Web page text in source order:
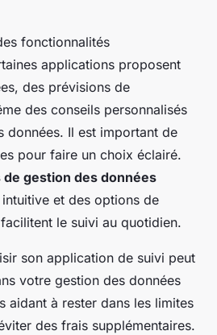
fonctionnalités
applications proposent
des prévisions de
des conseils personnalisés
données. Il est important de
pour faire un choix éclairé.
gestion des données
et des options de
le suivi au quotidien.
son application de suivi peut
votre gestion des données
aidant à rester dans les limites
des frais supplémentaires.